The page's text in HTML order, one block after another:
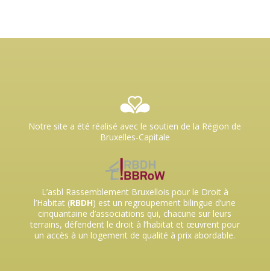
Notre site a été réalisé avec le soutien de la Région de
Bruxelles-Capitale
L’asbl Rassemblement Bruxellois pour le Droit à
l’Habitat (RBDH) est un regroupement bilingue d’une
cinquantaine d’associations qui, chacune sur leurs
terrains, défendent le droit à l’habitat et œuvrent pour
un accès à un logement de qualité à prix abordable.